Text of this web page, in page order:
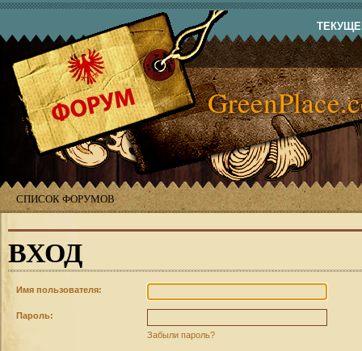
СПИСОК ФОРУМОВ
ВХОД
Имя пользователя:
Пароль:
Забыли пароль?